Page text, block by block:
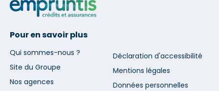
Pour en savoir plus
Qui sommes-nous ?
Site du Groupe
Nos agences
Déclaration d'accessibilité
Mentions légales
Données personnelles